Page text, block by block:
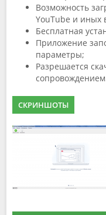
Возможность
YouTube и иных
Бесплатная
Приложение
параметры;
Разрешается
СКРИНШОТЫ